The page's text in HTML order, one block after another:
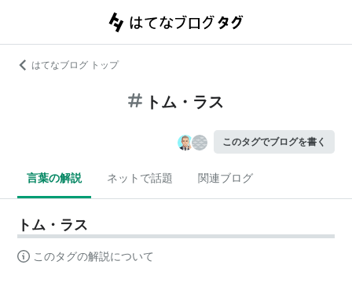
はてなブログ トップ
トム・ラス
このタグでブログを書く
言葉の解説 ネットで話題 関連ブログ
トム・ラス
このタグの解説について